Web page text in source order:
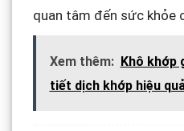
quan tâm đến sức khỏe
Xem thêm: Khô khớp
tiết dịch khớp hiệu